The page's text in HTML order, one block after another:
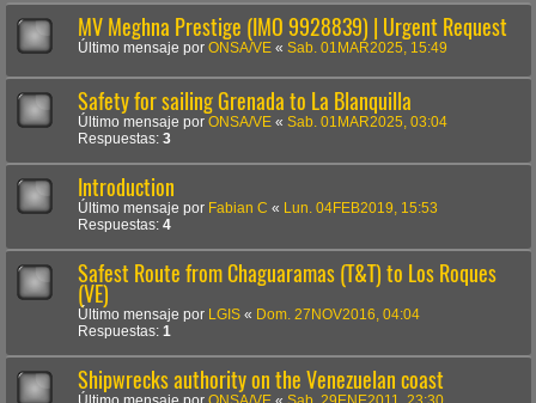
MV Meghna Prestige (IMO 9928839) | Urgent Request
Último mensaje por ONSA/VE « Sab. 01MAR2025, 15:49
Safety for sailing Grenada to La Blanquilla
Último mensaje por ONSA/VE « Sab. 01MAR2025, 03:04
Respuestas: 3
Introduction
Último mensaje por Fabian C «
Lun. 04FEB2019, 15:53
Respuestas: 4
Safest Route from Chaguaramas (T&T) to Los Roques
(VE)
Último mensaje por LGIS « Dom. 27NOV2016, 04:04
Respuestas: 1
Shipwrecks authority on the Venezuelan coast
Último mensaje por ONSA/VE « Sab. 29ENE2011, 23:30